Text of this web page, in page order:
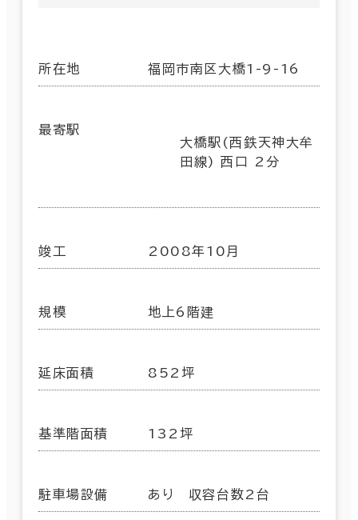
所在地 福岡市南区大橋1-9-16
最寄駅
大橋駅(西鉄天神大牟
田線) 西口 2分
竣工 2008年10月
規模 地上6階建
延床面積 852坪
基準階面積 132坪
駐車場設備 あり 収容台数2台